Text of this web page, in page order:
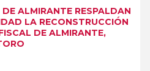
ALMIRANTE RESPALDAN
LA RECONSTRUCCIÓN
DE ALMIRANTE,